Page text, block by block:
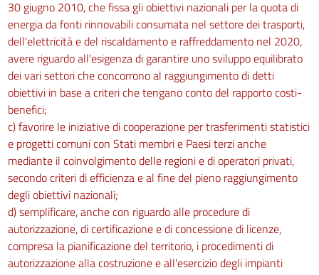
30 giugno 2010, che fissa gli obiettivi nazionali per la quota di
energia da fonti rinnovabili consumata nel settore dei trasporti,
dell'elettricità e del riscaldamento e raffreddamento nel 2020,
avere riguardo all'esigenza di garantire uno sviluppo equilibrato
dei vari settori che concorrono al raggiungimento di detti
obiettivi in base a criteri che tengano conto del rapporto costi-
benefici;
c) favorire le iniziative di cooperazione per trasferimenti statistici
e progetti comuni con Stati membri e Paesi terzi anche
mediante il coinvolgimento delle regioni e di operatori privati,
secondo criteri di efficienza e al fine del pieno raggiungimento
degli obiettivi nazionali;
d) semplificare, anche con riguardo alle procedure di
autorizzazione, di certificazione e di concessione di licenze,
compresa la pianificazione del territorio, i procedimenti di
autorizzazione alla costruzione e all'esercizio degli impianti